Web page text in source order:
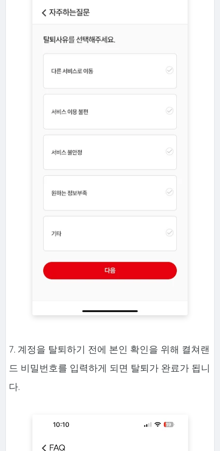
7. 계정을 탈퇴하기 전에 본인 확인을 위해 켤쳐랜
드 비밀번호를 입력하게 되면 탈퇴가 완료가 됩니
다.